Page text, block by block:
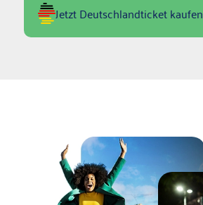
Jetzt Deutschlandticket kaufen